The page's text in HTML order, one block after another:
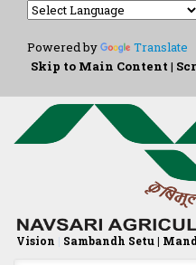
Powered by
Translate
Skip to Main Content |
Vision | Sambandh Setu |